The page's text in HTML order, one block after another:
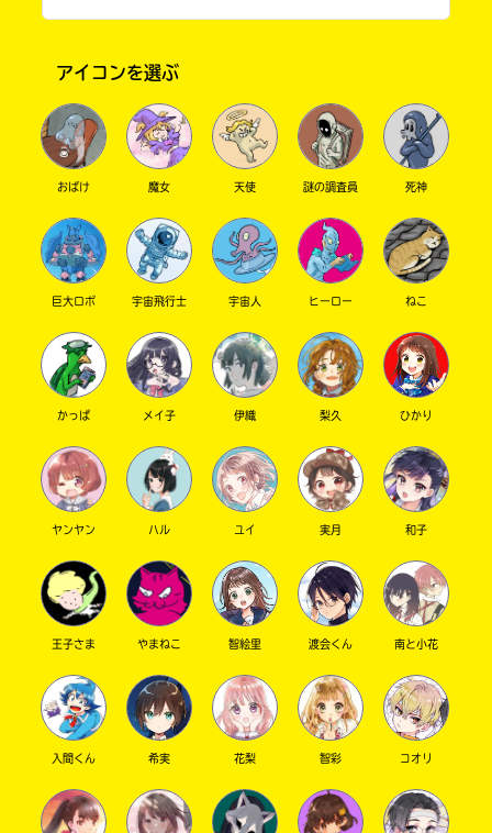
書店に届いた
みんなからのお手紙が
このマチのことを
もっと知りたい
キミに
アイコンを選ぶ
おばけ 魔女 天使 謎の調査員 死神
巨大ロボ 宇宙飛行士 宇宙人 ヒーロー ねこ
かっぱ メイ子 伊織 梨久 ひかり
ヤンヤン ハル ユイ 実月 和子
王子さま やまねこ 智絵里 渡会くん 南と小花
入間くん 希実 花梨 智彩 コオリ